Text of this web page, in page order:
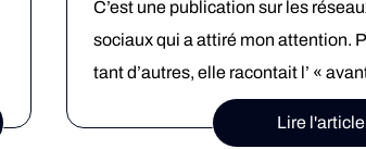
C’est une publication sur les
sociaux qui a attiré mon attention.
tant d’autres, elle racontait l’ «
sous les mers ». Vous me voyez
Avant une mer immaculée,
Lire l'article